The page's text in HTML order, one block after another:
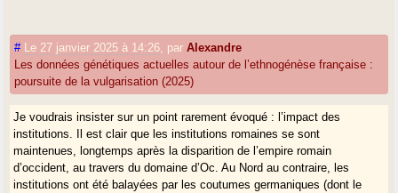
# Le 27 janvier 2025 à 14:26 parAlexandre
Les données génétiques actuelles autour de l’ethnogénèse française :
poursuite de la vulgarisation (2025)
Je voudrais insister sur un point rarement évoqué : l’impact des
institutions. Il est clair que les institutions romaines se sont
maintenues, longtemps après la disparition de l’empire romain
d’occident, au travers du domaine d’Oc. Au Nord au contraire, les
institutions ont été balayées par les coutumes germaniques (dont le